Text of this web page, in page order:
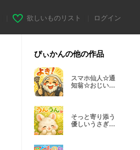
欲しいものリスト ログイン
ぴぃかんの他の作品
スマホ仙人☆通
知翁☆おじいち
そっと寄り添う
優しいうさぎ♡